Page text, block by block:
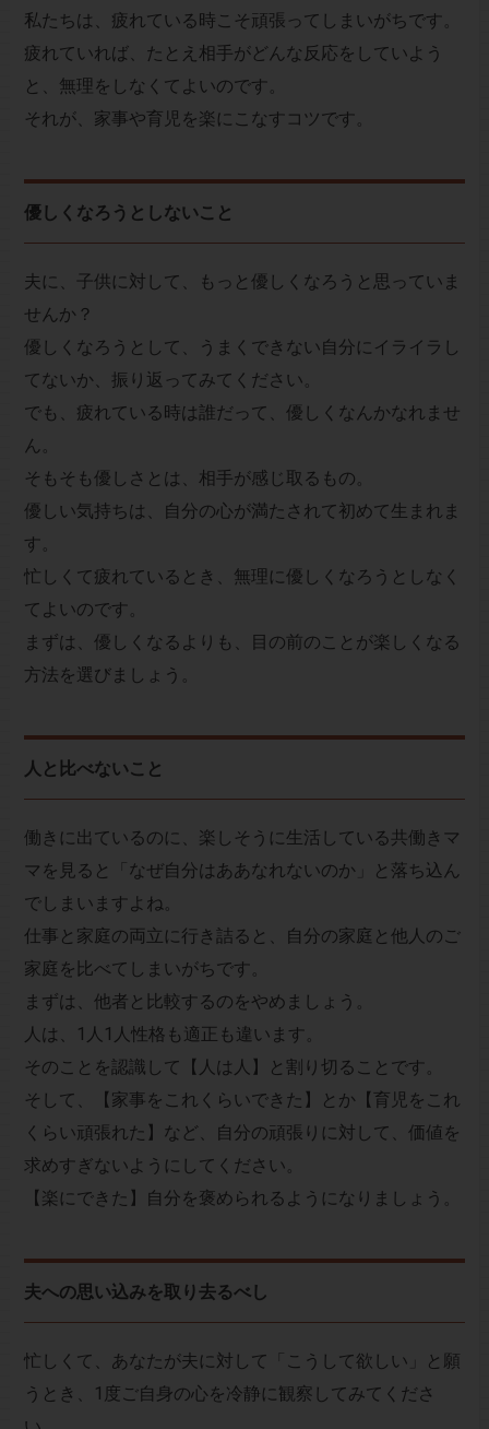
私たちは、疲れている時こそ頑張ってしまいがちです。
疲れていれば、たとえ相手がどんな反応をしていよう
と、無理をしなくてよいのです。
それが、家事や育児を楽にこなすコツです。
優しくなろうとしないこと
夫に、子供に対して、もっと優しくなろうと思っていま
せんか？
優しくなろうとして、うまくできない自分にイライラし
てないか、振り返ってみてください。
でも、疲れている時は誰だって、優しくなんかなれませ
ん。
そもそも優しさとは、相手が感じ取るもの。
優しい気持ちは、自分の心が満たされて初めて生まれま
す。
忙しくて疲れているとき、無理に優しくなろうとしなく
てよいのです。
まずは、優しくなるよりも、目の前のことが楽しくなる
方法を選びましょう。
人と比べないこと
働きに出ているのに、楽しそうに生活している共働きマ
マを見ると「なぜ自分はああなれないのか」と落ち込ん
でしまいますよね。
仕事と家庭の両立に行き詰ると、自分の家庭と他人のご
家庭を比べてしまいがちです。
まずは、他者と比較するのをやめましょう。
人は、1人1人性格も適正も違います。
そのことを認識して【人は人】と割り切ることです。
そして、【家事をこれくらいできた】とか【育児をこれ
くらい頑張れた】など、自分の頑張りに対して、価値を
求めすぎないようにしてください。
【楽にできた】自分を褒められるようになりましょう。
夫への思い込みを取り去るべし
忙しくて、あなたが夫に対して「こうして欲しい」と願
うとき、1度ご自身の心を冷静に観察してみてくださ